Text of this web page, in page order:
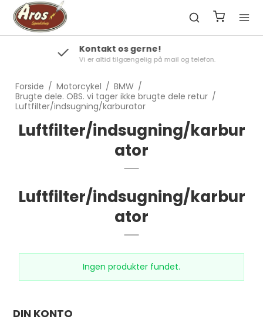
Kontakt os gerne!
Vi er altid tilgængelig på mail og telefon.
Forside / Motorcykel / BMW /
Brugte dele. OBS. vi tager ikke brugte dele retur /
Luftfilter/indsugning/karburator
Luftfilter/indsugning/karbur
ator
Luftfilter/indsugning/karbur
ator
Ingen produkter fundet.
DIN KONTO